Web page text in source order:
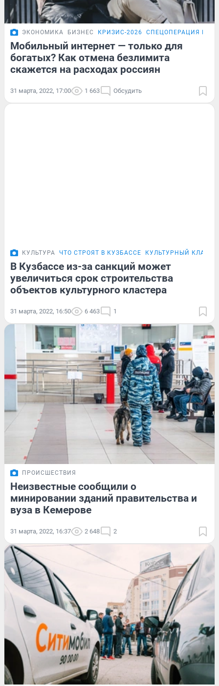
ЭКОНОМИКА БИЗНЕС КРИЗИС-2026 СПЕЦОПЕРАЦИЯ НА
Мобильный интернет — только для
богатых? Как отмена безлимита
скажется на расходах россиян
31 марта, 2022, 17:00 1 663 Обсудить
КУЛЬТУРА ЧТО СТРОЯТ В КУЗБАССЕ КУЛЬТУРНЫЙ
В Кузбассе из-за санкций может
увеличиться срок строительства
объектов культурного кластера
31 марта, 2022, 16:50 6 463 1
ПРОИСШЕСТВИЯ
Неизвестные сообщили о
минировании зданий правительства и
вуза в Кемерове
31 марта, 2022, 16:37 2 648 2